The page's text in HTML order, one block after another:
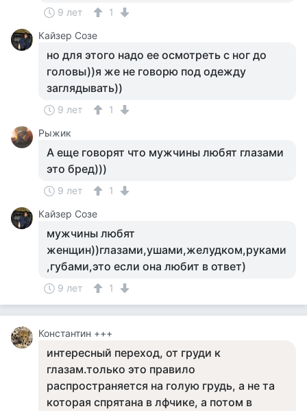
9 лет
1
Кайзер Созе
но для этого надо ее осмотреть с ног до
головы))я же не говорю под одежду
заглядывать))
9 лет
1
Рыжик
А еще говорят что мужчины любят глазами
это бред)))
9 лет
1
Кайзер Созе
мужчины любят
женщин))глазами,ушами,желудком,руками
,губами,это если она любит в ответ)
9 лет 1
Константин +++
интересный переход, от груди к
глазам.только это правило
распространяется на голую грудь, а не та
которая спрятана в лфчике, а потом в